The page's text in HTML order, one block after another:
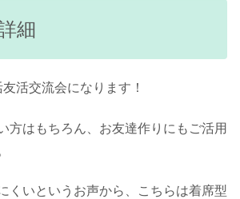
細
活交流会になります！
方はもちろん、お友達作りにもご活用
くいというお声から、こちらは着席型